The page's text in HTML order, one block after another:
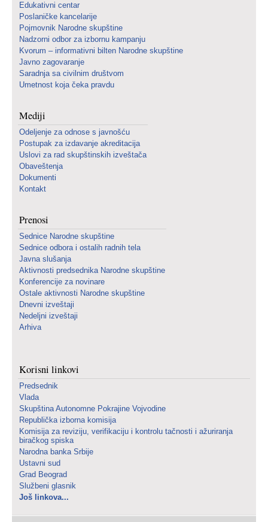
Edukativni centar
Poslaničke kancelarije
Pojmovnik Narodne skupštine
Nadzorni odbor za izbornu kampanju
Kvorum – informativni bilten Narodne skupštine
Javno zagovaranje
Saradnja sa civilnim društvom
Umetnost koja čeka pravdu
Mediji
Odeljenje za odnose s javnošću
Postupak za izdavanje akreditacija
Uslovi za rad skupštinskih izveštača
Obaveštenja
Dokumenti
Kontakt
Prenosi
Sednice Narodne skupštine
Sednice odbora i ostalih radnih tela
Javna slušanja
Aktivnosti predsednika Narodne skupštine
Konferencije za novinare
Ostale aktivnosti Narodne skupštine
Dnevni izveštaji
Nedeljni izveštaji
Arhiva
Korisni linkovi
Predsednik
Vlada
Skupština Autonomne Pokrajine Vojvodine
Republička izborna komisija
Komisija za reviziju, verifikaciju i kontrolu tačnosti i ažuriranja
biračkog spiska
Narodna banka Srbije
Ustavni sud
Grad Beograd
Službeni glasnik
Još linkova...